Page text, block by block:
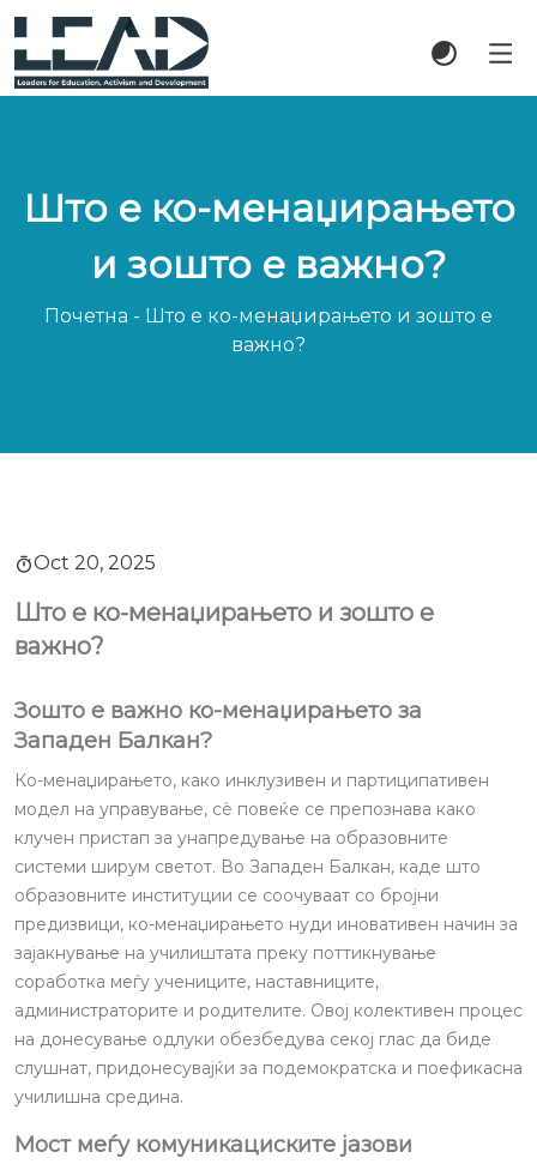
Што е ко-менаџирањето
и зошто е важно?
Почетна - Што е ко-менаџирањето и зошто е
важно?
Oct 20, 2025
Што е ко-менаџирањето и зошто е
важно?
Зошто е важно ко-менаџирањето за
Западен Балкан?
Ко-менаџирањето, како инклузивен и партиципативен
модел на управување, сè повеќе се препознава како
клучен пристап за унапредување на образовните
системи ширум светот. Во Западен Балкан, каде што
образовните институции се соочуваат со бројни
предизвици, ко-менаџирањето нуди иновативен начин за
зајакнување на училиштата преку поттикнување
соработка меѓу учениците, наставниците,
администраторите и родителите. Овој колективен процес
на донесување одлуки обезбедува секој глас да биде
слушнат, придонесувајќи за подемократска и поефикасна
училишна средина.
Мост меѓу комуникациските јазови